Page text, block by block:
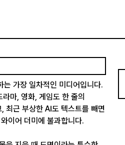
는 가장 일차적인 미디어입니다.
마, 영화, 게임도 한 줄의
최근 부상한 AI도 텍스트를 빼면
이어 더미에 불과합니다.